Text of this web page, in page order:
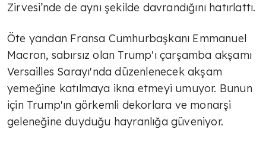
Zirvesi’nde de aynı şekilde davrandığını hatırlattı.
Öte yandan Fransa Cumhurbaşkanı Emmanuel
Macron, sabırsız olan Trump'ı çarşamba akşamı
Versailles Sarayı'nda düzenlenecek akşam
yemeğine katılmaya ikna etmeyi umuyor. Bunun
için Trump'ın görkemli dekorlara ve monarşi
geleneğine duyduğu hayranlığa güveniyor.